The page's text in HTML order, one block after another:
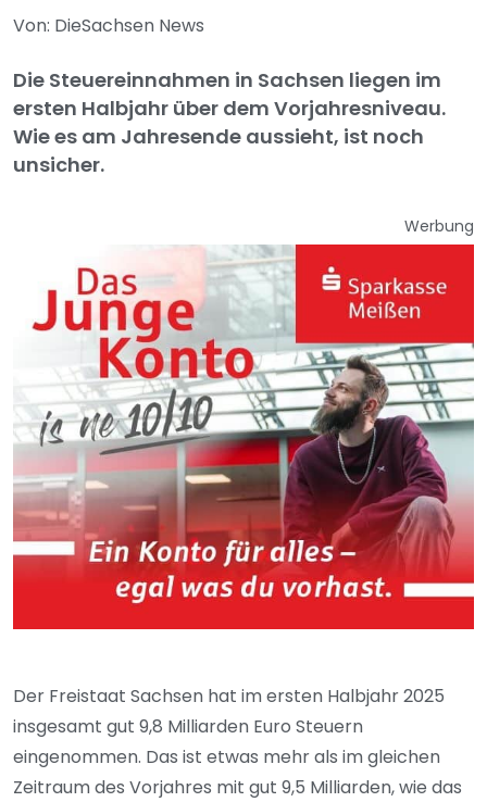
Von: DieSachsen News
Die Steuereinnahmen in Sachsen liegen im
ersten Halbjahr über dem Vorjahresniveau.
Wie es am Jahresende aussieht, ist noch
unsicher.
Werbung
Der Freistaat Sachsen hat im ersten Halbjahr 2025
insgesamt gut 9,8 Milliarden Euro Steuern
eingenommen. Das ist etwas mehr als im gleichen
Zeitraum des Vorjahres mit gut 9,5 Milliarden, wie das